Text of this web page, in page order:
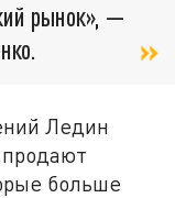
рынок», —
Ледин
больше